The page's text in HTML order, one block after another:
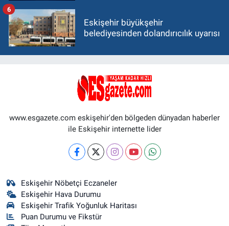
Eskişehir büyükşehir
belediyesinden dolandırıcılık uyarısı
6
www.esgazete.com eskişehir'den bölgeden dünyadan haberler
ile Eskişehir internette lider
Eskişehir Nöbetçi Eczaneler
Eskişehir Hava Durumu
Eskişehir Trafik Yoğunluk Haritası
Puan Durumu ve Fikstür